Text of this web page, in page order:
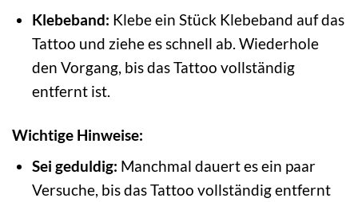
Klebeband: Klebe ein Stück Klebeband auf das
Tattoo und ziehe es schnell ab. Wiederhole
den Vorgang, bis das Tattoo vollständig
entfernt ist.
Wichtige Hinweise:
Sei geduldig: Manchmal dauert es ein paar
Versuche, bis das Tattoo vollständig entfernt